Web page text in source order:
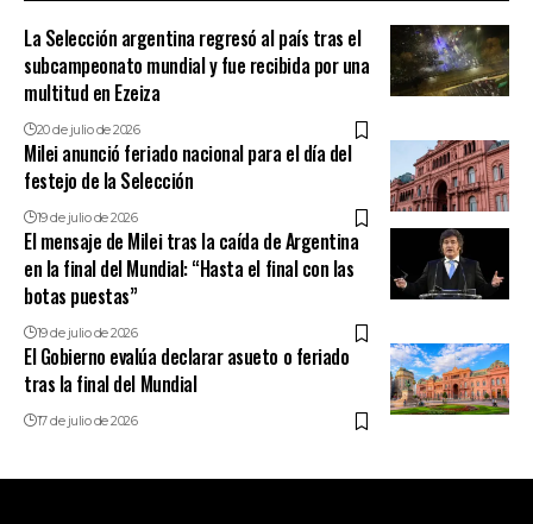
La Selección argentina regresó al país tras el
subcampeonato mundial y fue recibida por una
multitud en Ezeiza
20 de julio de 2026
Milei anunció feriado nacional para el día del
festejo de la Selección
19 de julio de 2026
El mensaje de Milei tras la caída de Argentina
en la final del Mundial: “Hasta el final con las
botas puestas”
19 de julio de 2026
El Gobierno evalúa declarar asueto o feriado
tras la final del Mundial
17 de julio de 2026